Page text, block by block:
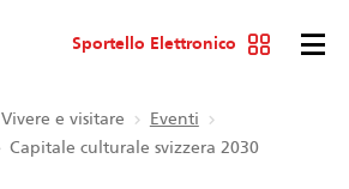
Sportello Elettronico
Vivere e visitare
Eventi
Capitale culturale svizzera 2030